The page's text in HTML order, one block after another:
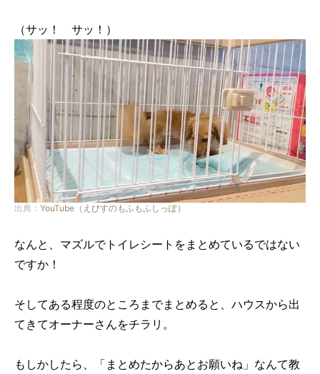
（サッ！ サッ！）
出典： YouTube（えびすのもふもふしっぽ）
なんと、マズルでトイレシートをまとめているではない
ですか！
そしてある程度のところまでまとめると、ハウスから出
てきてオーナーさんをチラリ。
もしかしたら、「まとめたからあとお願いね」なんて教